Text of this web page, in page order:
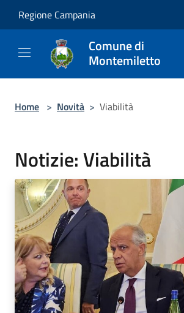
Regione Campania
Comune di
Montemiletto
Home > Novità > Viabilità
Notizie: Viabilità